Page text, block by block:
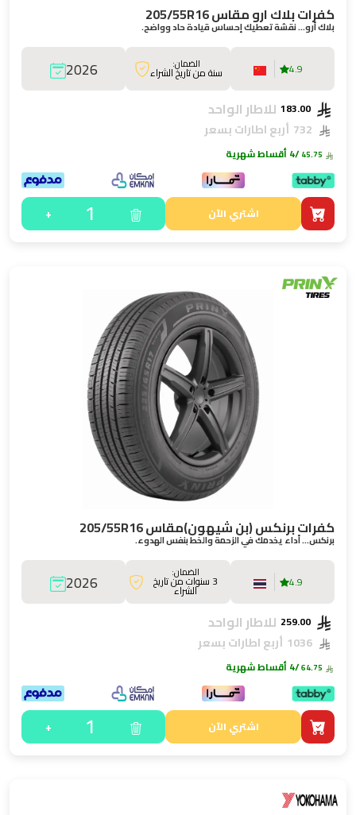
كفرات بلاك ارو مقاس 205/55R16
بلاك أرو… نقشة تعطيك إحساس قيادة حاد وواضح.
4.9 الضمان:
سنة من تاريخ الشراء 2026
للاطار الواحد
أربع اطارات بسعر
/4 أقساط شهرية
اشتري الآن 1
+
كفرات برنكس (بن شيهون)مقاس 205/55R16
برنكس… أداء يخدمك في الزحمة والخط بنفس الهدوء.
4.9
الضمان:
3 سنوات من تاريخ
الشراء 2026
للاطار الواحد
أربع اطارات بسعر
/4 أقساط شهرية
اشتري الآن 1
+